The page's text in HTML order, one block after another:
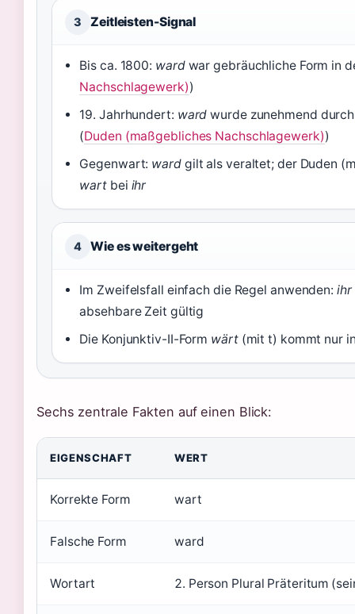
3 Zeitleisten-Signal
Bis ca. 1800: wardwar gebräuchliche Form in
Nachschlagewerk))
19. Jahrhundert: ward wurde zunehmend
(Duden (maßgebliches Nachschlagewerk))
Gegenwart: wardgilt als veraltet; der Duden
wart bei ihr
4 Wie es weitergeht
Im Zweifelsfall einfach die Regel anwenden: ihr
absehbare Zeit gültig
Die Konjunktiv-II-Form wärt(mit t) kommt nur
Sechs zentrale Fakten auf einen Blick:
EIGENSCHAFT WERT
Korrekte Form wart
Falsche Form ward
Wortart 2. Person Plural Präteritum